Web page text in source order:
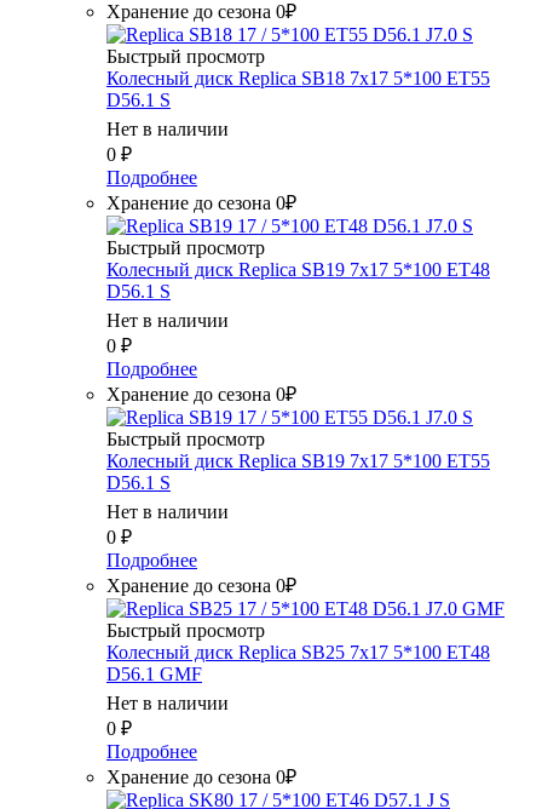
Хранение до сезона 0₽
Быстрый просмотр
Колесный диск Replica SB18 7x17 5*100 ET55
D56.1 S
Нет в наличии
0 ₽
Подробнее
Хранение до сезона 0₽
Быстрый просмотр
Колесный диск Replica SB19 7x17 5*100 ET48
D56.1 S
Нет в наличии
0 ₽
Подробнее
Хранение до сезона 0₽
Быстрый просмотр
Колесный диск Replica SB19 7x17 5*100 ET55
D56.1 S
Нет в наличии
0 ₽
Подробнее
Хранение до сезона 0₽
Быстрый просмотр
Колесный диск Replica SB25 7x17 5*100 ET48
D56.1 GMF
Нет в наличии
0 ₽
Подробнее
Хранение до сезона 0₽